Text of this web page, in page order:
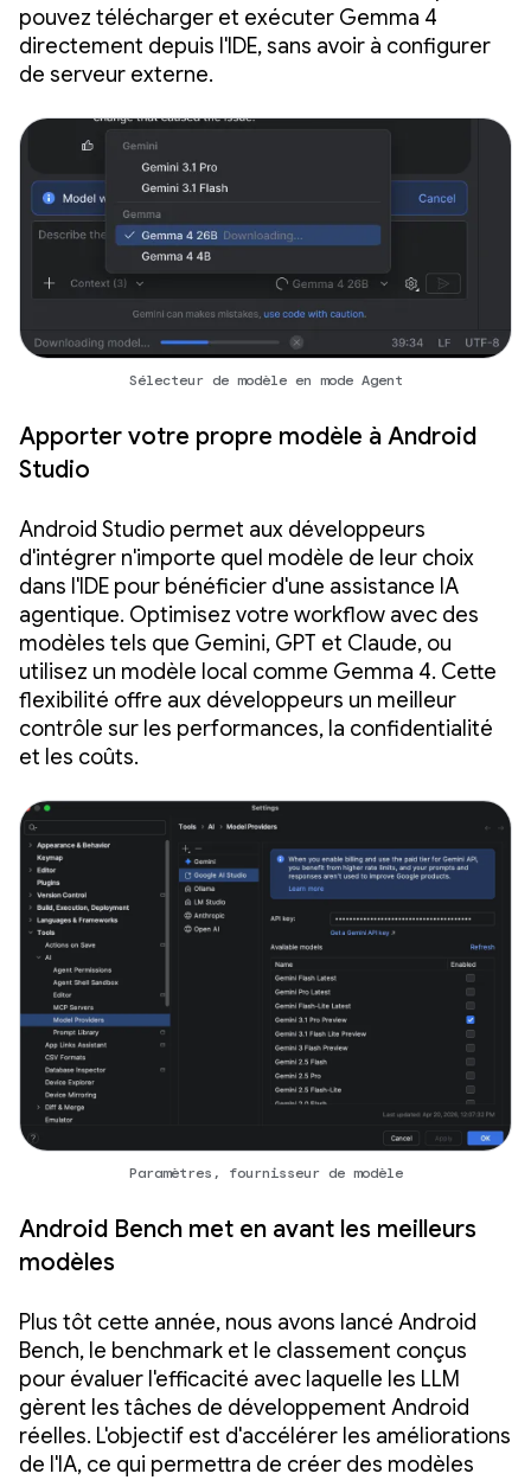
pouvez télécharger et exécuter Gemma 4
directement depuis l'IDE, sans avoir à configurer
de serveur externe.
Sélecteur de modèle en mode Agent
Apporter votre propre modèle à Android
Studio
Android Studio permet aux développeurs
d'intégrer n'importe quel modèle de leur choix
dans l'IDE pour bénéficier d'une assistance IA
agentique. Optimisez votre workflow avec des
modèles tels que Gemini, GPT et Claude, ou
utilisez un modèle local comme Gemma 4. Cette
flexibilité offre aux développeurs un meilleur
contrôle sur les performances, la confidentialité
et les coûts.
Paramètres, fournisseur de modèle
Android Bench met en avant les meilleurs
modèles
Plus tôt cette année, nous avons lancé Android
Bench, le benchmark et le classement conçus
pour évaluer l'efficacité avec laquelle les LLM
gèrent les tâches de développement Android
réelles. L'objectif est d'accélérer les améliorations
de l'IA, ce qui permettra de créer des modèles